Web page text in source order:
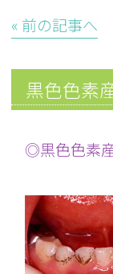
« 前の記事へ
黒色色素
◎黒色色素